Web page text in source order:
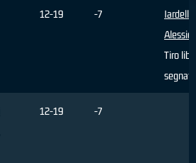
12-19 -7
Iardella
Alessio
Tiro
segnato
12-19 -7